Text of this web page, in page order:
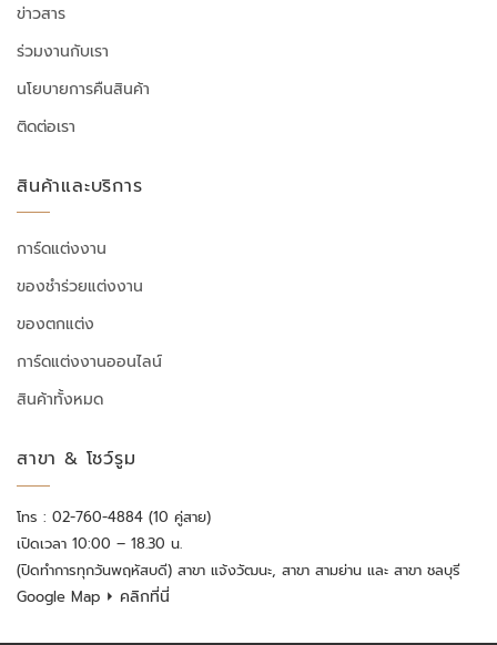
ข่าวสาร
ร่วมงานกับเรา
นโยบายการคืนสินค้า
ติดต่อเรา
สินค้าและบริการ
การ์ดแต่งงาน
ของชำร่วยแต่งงาน
ของตกแต่ง
การ์ดแต่งงานออนไลน์
สินค้าทั้งหมด
สาขา & โชว์รูม
โทร : 02-760-4884 (10 คู่สาย)
เปิดเวลา 10:00 – 18.30 น.
(ปิดทำการทุกวันพฤหัสบดี) สาขา แจ้งวัฒนะ, สาขา สามย่าน และ สาขา ชลบุรี
Google Map ⏵ คลิกที่นี่